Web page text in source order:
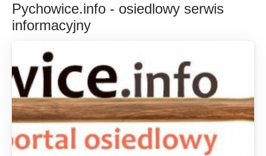
Pychowice.info - osiedlowy serwis
informacyjny